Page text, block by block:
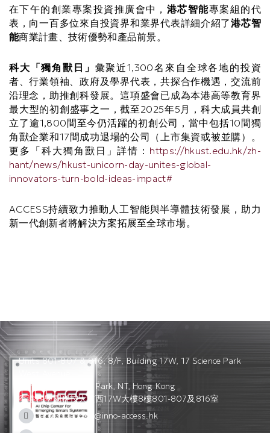
在下午的創業專案投資推廣會中， 港芯智能專案組的代
表，向一百多位來自投資界和業界代表詳細介紹了港芯智
能商業計畫、技術優勢和產品前景。
科大「獨角獸日」 彙聚近1,300名來自全球各地的投資
者、行業領袖、政府及學界代表，共探合作機遇，交流前
沿理念，助推創科發展。這項盛會已成為本港高等教育界
最大型的初創盛事之一，截至2025年5月，科大成員共創
立了逾1,800間至今仍活躍的初創公司，當中包括10間獨
角獸企業和17間成功退場的公司（上市集資或被並購）。
更多「科大獨角獸日」詳情： https://hkust.edu.hk/zh-
hant/news/hkust-unicorn-day-unites-global-
innovators-turn-bold-ideas-impact#
ACCESS持續致力推動人工智能與半導體技術發展，助力
新一代創新者將解決方案拓展至全球市場。
Units 801-807 & 816, 8/F, Building 17W, 17 Science Park
Hong Kong Science Park, NT, Hong Kong
香港科學園科技大道西17W大樓8樓801-807及816室
access_admin@inno-access.hk